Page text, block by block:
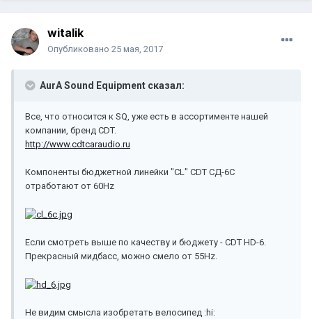
witalik
Опубликовано 25 мая, 2017
AurA Sound Equipment сказал:
Все, что относится к SQ, уже есть в ассортименте нашей
компании, бренд CDT.
http://www.cdtcaraudio.ru
Компоненты бюджетной линейки "CL" CDT СД-6C
отработают от 60Hz
Если смотреть выше по качеству и бюджету - CDT HD-6.
Прекрасный мидбасс, можно смело от 55Hz.
Не видим смысла изобретать велосипед :hi: